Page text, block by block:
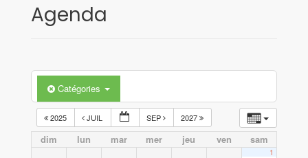
Agenda
Catégories
2025 JUIL SEP 2027
dim lun mar mer jeu ven sam
1